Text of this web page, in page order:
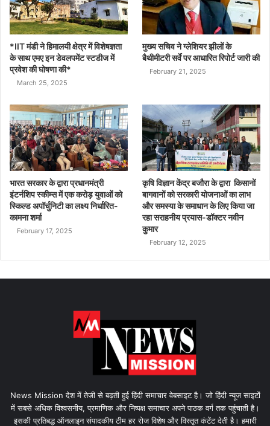
*IIT मंडी ने हिमालयी क्षेत्र में विशेषज्ञता
के साथ एमए इन डेवलपमेंट स्टडीज में
प्रवेश की घोषणा की*
March 25, 2025
मुख्य सचिव ने ग्लेशियर झीलों के
बैथीमीटरी सर्वे पर आधारित रिपोर्ट जारी की
February 21, 2025
भारत सरकार के द्वारा प्रधानमंत्री
इंटर्नशिप स्कीम्स में एक करोड़ युवाओं को
स्किल्ड अपॉर्चुनिटी का लक्ष्य निर्धारित-
कामना शर्मा
February 17, 2025
कृषि विज्ञान केंद्र बजौरा के द्वारा किसानों
बागवानों को सरकारी योजनाओं का लाभ
और समस्या के समाधान के लिए किया जा
रहा सराहनीय प्रयास-डॉक्टर नवीन
कुमार
February 12, 2025
News Mission देश में तेजी से बढ़ती हुई हिंदी समाचार वेबसाइट है। जो हिंदी न्यूज साइटों
में सबसे अधिक विश्वसनीय, प्रमाणिक और निष्पक्ष समाचार अपने पाठक वर्ग तक पहुंचाती है।
इसकी प्रतिबद्ध ऑनलाइन संपादकीय टीम हर रोज विशेष और विस्तृत कंटेंट देती है। हमारी